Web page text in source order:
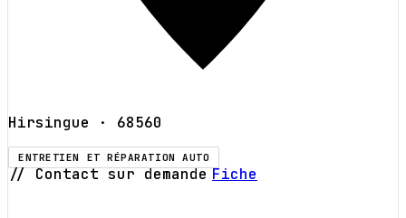
Hirsingue · 68560
ENTRETIEN ET RÉPARATION AUTO
// Contact sur demande Fiche